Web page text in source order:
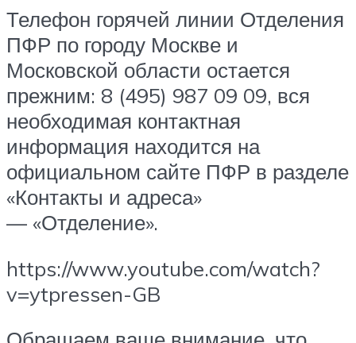
Телефон горячей линии Отделения
ПФР по городу Москве и
Московской области остается
прежним: 8 (495) 987 09 09, вся
необходимая контактная
информация находится на
официальном сайте ПФР в разделе
«Контакты и адреса»
— «Отделение».
https://www.youtube.com/watch?
v=ytpressen-GB